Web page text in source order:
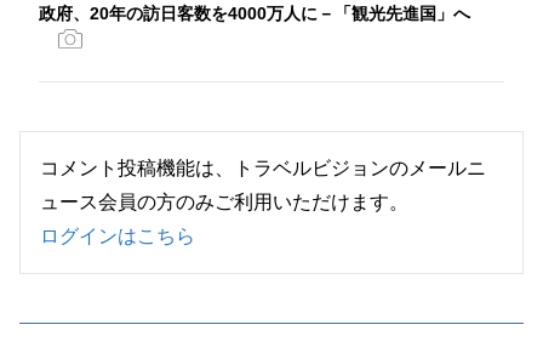
政府、20年の訪日客数を4000万人に－「観光先進国」へ
コメント投稿機能は、トラベルビジョンのメールニ
ュース会員の方のみご利用いただけます。
ログインはこちら